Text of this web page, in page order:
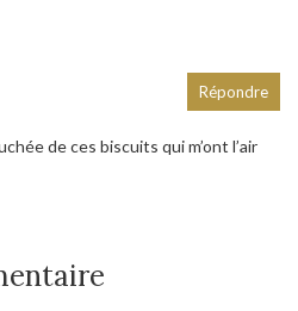
de ces biscuits qui m’ont l’air
Répondre